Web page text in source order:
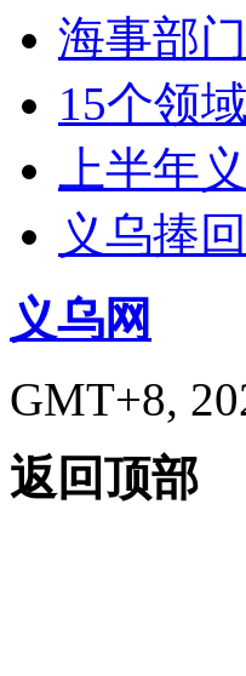
海事部
15个领
上半年
义乌捧
义乌网
GMT+8,
返回顶部